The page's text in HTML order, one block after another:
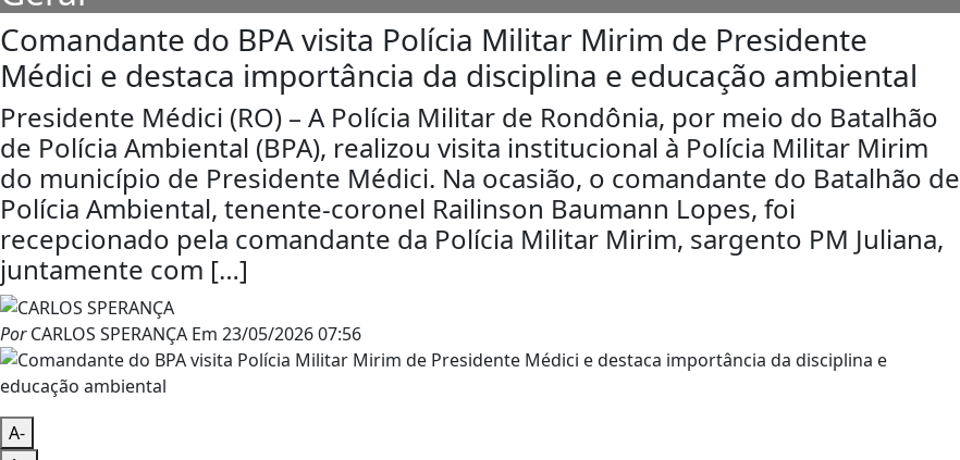
Comandante do BPA visita Polícia Militar Mirim de Presidente
Médici e destaca importância da disciplina e educação ambiental
Presidente Médici (RO) – A Polícia Militar de Rondônia, por meio do Batalhão
de Polícia Ambiental (BPA), realizou visita institucional à Polícia Militar Mirim
do município de Presidente Médici. Na ocasião, o comandante do Batalhão de
Polícia Ambiental, tenente-coronel Railinson Baumann Lopes, foi
recepcionado pela comandante da Polícia Militar Mirim, sargento PM Juliana,
juntamente com […]
PorCARLOS SPERANÇA Em 23/05/2026 07:56
A-